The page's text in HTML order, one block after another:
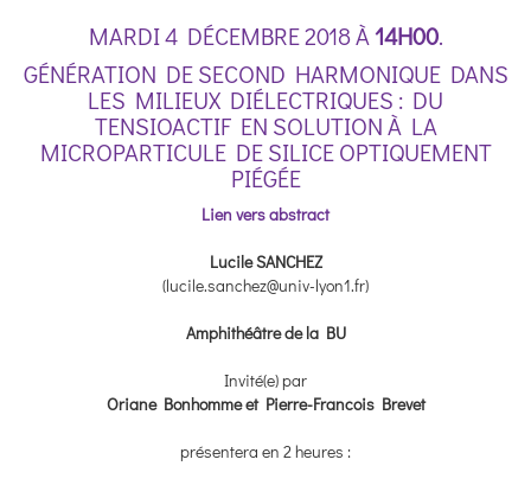
MARDI 4 DÉCEMBRE 2018 À14H00.
GÉNÉRATION DE SECOND HARMONIQUE DANS
LES MILIEUX DIÉLECTRIQUES : DU
TENSIOACTIF EN SOLUTION À LA
MICROPARTICULE DE SILICE OPTIQUEMENT
PIÉGÉE
Lien vers abstract
Lucile SANCHEZ
(lucile.sanchez@univ-lyon1.fr)
Amphithéâtre de la BU
Invité(e) par
Oriane Bonhomme et Pierre-Francois Brevet
présentera en 2 heures :